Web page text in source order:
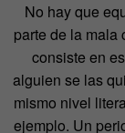
No hay que
parte de la mala
consiste en
alguien se las
mismo nivel
ejemplo. Un